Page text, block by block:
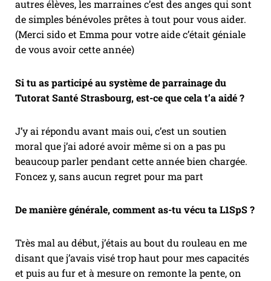
autres élèves, les marraines c’est des anges qui sont
de simples bénévoles prêtes à tout pour vous aider.
(Merci sido et Emma pour votre aide c’était géniale
de vous avoir cette année)
Si tu as participé au système de parrainage du
Tutorat Santé Strasbourg, est-ce que cela t’a aidé ?
J’y ai répondu avant mais oui, c’est un soutien
moral que j’ai adoré avoir même si on a pas pu
beaucoup parler pendant cette année bien chargée.
Foncez y, sans aucun regret pour ma part
De manière générale, comment as-tu vécu ta L1SpS ?
Très mal au début, j’étais au bout du rouleau en me
disant que j’avais visé trop haut pour mes capacités
et puis au fur et à mesure on remonte la pente, on